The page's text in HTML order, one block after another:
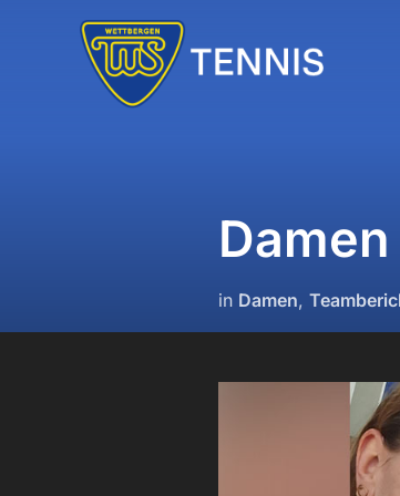
in Damen,